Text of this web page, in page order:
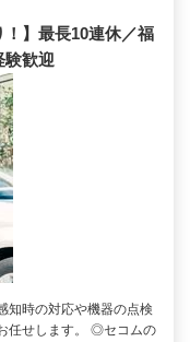
！】最長10連休／福
験歓迎
知時の対応や機器の点検
任せします。 ◎セコムの